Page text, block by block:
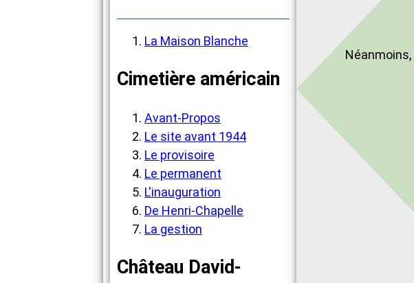
La Maison Blanche
Cimetière américain
Avant-Propos
Le site avant 1944
Le provisoire
Le permanent
L'inauguration
De Henri-Chapelle
La gestion
Château David-
Néanmoins,